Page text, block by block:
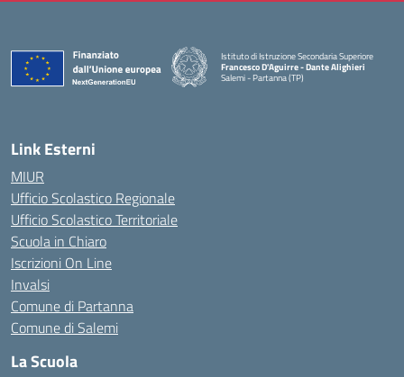
Istituto di Istruzione Secondaria Superiore
Francesco D'Aguirre - Dante Alighieri
Salemi - Partanna (TP)
Link Esterni
MIUR
Ufficio Scolastico Regionale
Ufficio Scolastico Territoriale
Scuola in Chiaro
Iscrizioni On Line
Invalsi
Comune di Partanna
Comune di Salemi
La Scuola